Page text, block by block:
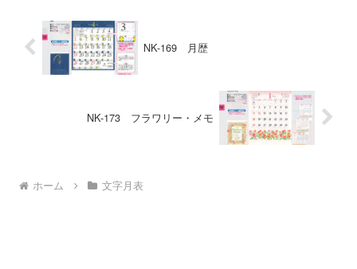
NK-169 月歴
NK-173 フラワリー・メモ
ホーム 文字月表